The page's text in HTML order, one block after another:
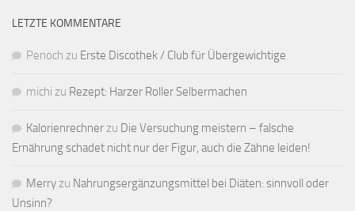
LETZTE KOMMENTARE
Penoch zu Erste Discothek / Club für Übergewichtige
michi zu Rezept: Harzer Roller Selbermachen
Kalorienrechnerzu Die Versuchung meistern – falsche
Ernährung schadet nicht nur der Figur, auch die Zähne leiden!
Merryzu Nahrungsergänzungsmittel bei Diäten: sinnvoll oder
Unsinn?